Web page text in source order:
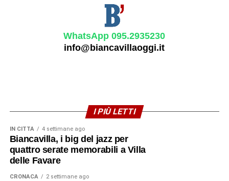
WhatsApp 095.2935230
info@biancavillaoggi.it
I PIÙ LETTI
IN CITTÀ 4 settimane ago
Biancavilla, i big del jazz per
quattro serate memorabili a Villa
delle Favare
CRONACA 2 settimane ago